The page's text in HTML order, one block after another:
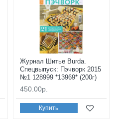
Журнал Шитье Burda.
Спецвыпуск: Пэчворк 2015
№1 128999 *13969* (200г)
450.00р.
Купить